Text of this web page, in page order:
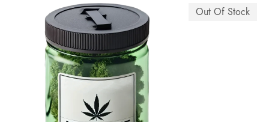
Out Of Stock